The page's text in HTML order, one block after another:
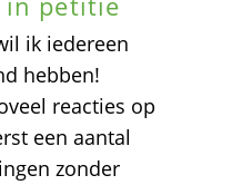
ik iedereen
hebben!
reacties op
een aantal
zonder